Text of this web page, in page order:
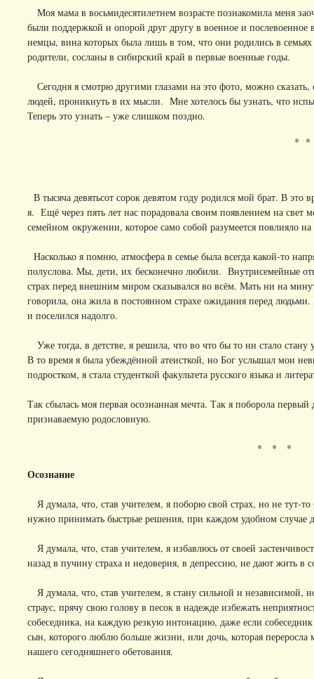
Моя мама в восьмидесятилетнем возрасте познакомила меня
были поддержкой и опорой друг другу в военное и
немцы, вина которых была лишь в том, что они родились в
родители, сосланы в сибирский край в первые военные годы.
Сегодня я смотрю другими глазами на это фото, можно
людей, проникнуть в их мысли. Мне хотелось бы узнать, что
Теперь это узнать – уже слишком поздно.
* *
В тысяча девятьсот сорок девятом году родился мой брат. В
я. Ещё через пять лет нас порадовала своим появлением на свет
семейном окружении, которое само собой разумеется повлияло на
Насколько я помню, атмосфера в семье была всегда какой-то
полуслова. Мы, дети, их бесконечно любили. Внутрисемейные
страх перед внешним миром сказывался во всём. Мать ни на
говорила, она жила в постоянном страхе ожидания перед
и поселился надолго.
Уже тогда, в детстве, я решила, что во что бы то ни стало
В то время я была убеждённой атеисткой, но Бог услышал мои
подростком, я стала студенткой факультета русского языка и
Так сбылась моя первая осознанная мечта. Так я поборола
признаваемую родословную.
* * *
Осознание
Я думала, что, став учителем, я поборю свой страх, но не тут-
нужно принимать быстрые решения, при каждом удобном случае
Я думала, что, став учителем, я избавлюсь от своей
назад в пучину страха и недоверия, в депрессию, не дают жить в
Я думала, что, став учителем, я стану сильной и независимой,
страус, прячу свою голову в песок в надежде избежать
собеседника, на каждую резкую интонацию, даже если
сын, которого люблю больше жизни, или дочь, которая
нашего сегодняшнего обетования.